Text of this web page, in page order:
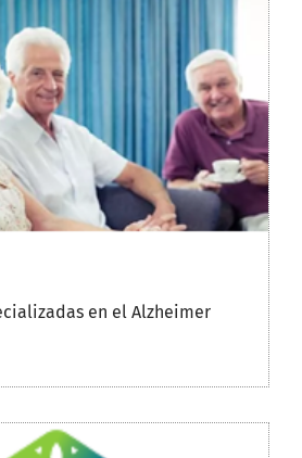
en el Alzheimer